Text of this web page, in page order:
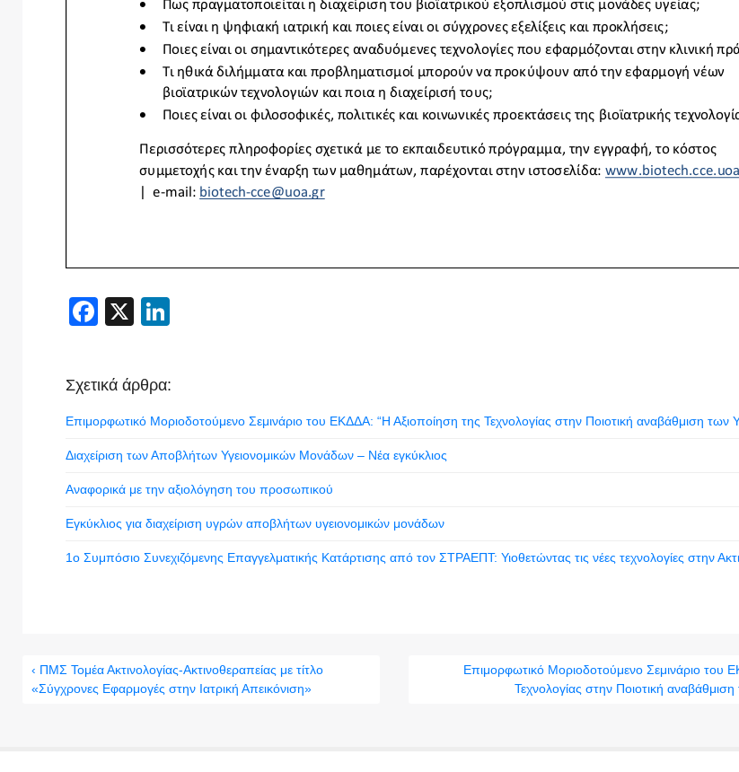
Facebook
X
Σχετικά άρθρα:
Επιμορφωτικό Μοριοδοτούμενο Σεμινάριο του ΕΚΔΔΑ: “Η Αξιοποίηση της Τεχνολογίας στην Ποιοτική αναβάθμιση των
Διαχείριση των Αποβλήτων Υγειονομικών Μονάδων – Νέα εγκύκλιος
Αναφορικά με την αξιολόγηση του προσωπικού
Εγκύκλιος για διαχείριση υγρών αποβλήτων υγειονομικών μονάδων
1ο Συμπόσιο Συνεχιζόμενης Επαγγελματικής Κατάρτισης από τον ΣΤΡΑΕΠΤ: Υιοθετώντας τις νέες τεχνολογίες στην
‹ ΠΜΣ Τομέα Ακτινολογίας-Ακτινοθεραπείας με τίτλο
«Σύγχρονες Εφαρμογές στην Ιατρική Απεικόνιση»
Επιμορφωτικό Μοριοδοτούμενο Σεμινάριο του
Τεχνολογίας στην Ποιοτική